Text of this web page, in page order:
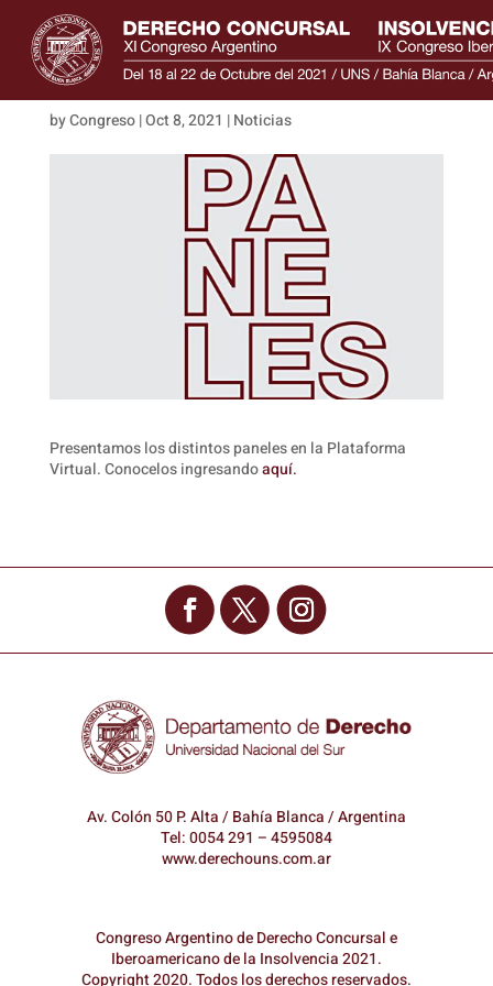
Paneles
byCongreso|Oct 8, 2021 |Noticias
Presentamos los distintos paneles en la Plataforma
Virtual. Conocelos ingresandoaquí.
Av. Colón 50 P. Alta / Bahía Blanca / Argentina
Tel: 0054 291 – 4595084
www.derechouns.com.ar
Congreso Argentino de Derecho Concursal e
Iberoamericano de la Insolvencia 2021.
Copyright 2020. Todos los derechos reservados.